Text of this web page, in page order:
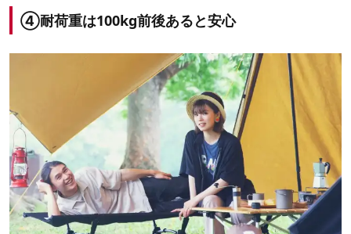
④耐荷重は100kg前後あると安心